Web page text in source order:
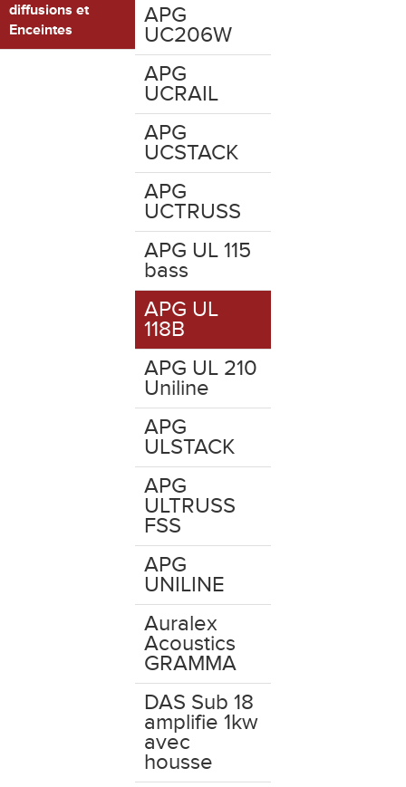
diffusions et
Enceintes
APG
UC206W
APG
UCRAIL
APG
UCSTACK
APG
UCTRUSS
APG UL 115
bass
APG UL
118B
APG UL 210
Uniline
APG
ULSTACK
APG
ULTRUSS
FSS
APG
UNILINE
Auralex
Acoustics
GRAMMA
DAS Sub 18
amplifie 1kw
avec
housse